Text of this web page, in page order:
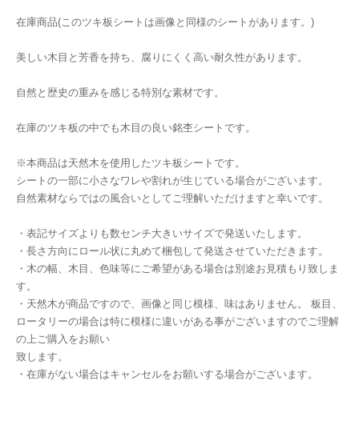
在庫商品(このツキ板シートは画像と同様のシートがあります。)
美しい木目と芳香を持ち、腐りにくく高い耐久性があります。
自然と歴史の重みを感じる特別な素材です。
在庫のツキ板の中でも木目の良い銘杢シートです。
※本商品は天然木を使用したツキ板シートです。
シートの一部に小さなワレや割れが生じている場合がございます。
自然素材ならではの風合いとしてご理解いただけますと幸いです。
・表記サイズよりも数センチ大きいサイズで発送いたします。
・長さ方向にロール状に丸めて梱包して発送させていただきます。
・木の幅、木目、色味等にご希望がある場合は別途お見積もり致しま
す。
・天然木が商品ですので、画像と同じ模様、味はありません。 板目、
ロータリーの場合は特に模様に違いがある事がございますのでご理解
の上ご購入をお願い
致します。
・在庫がない場合はキャンセルをお願いする場合がございます。